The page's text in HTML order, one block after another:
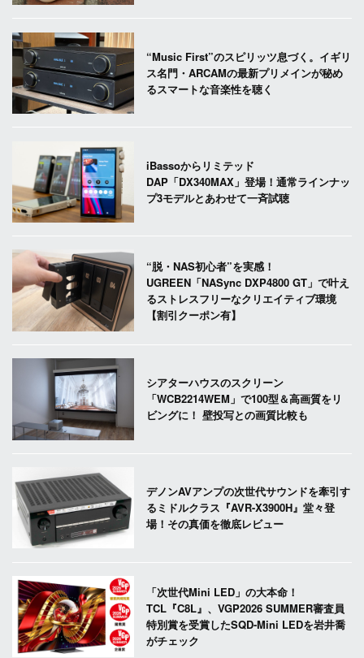
“Music First”のスピリッツ息づく。イギリ
ス名門・ARCAMの最新プリメインが秘め
るスマートな音楽性を聴く
iBassoからリミテッド
DAP「DX340MAX」登場！通常ラインナッ
プ3モデルとあわせて一斉試聴
“脱・NAS初心者”を実感！
UGREEN「NASync DXP4800 GT」で叶え
るストレスフリーなクリエイティブ環境
【割引クーポン有】
シアターハウスのスクリーン
「WCB2214WEM」で100型＆高画質をリ
ビングに！ 壁投写との画質比較も
デノンAVアンプの次世代サウンドを牽引す
るミドルクラス『AVR-X3900H』堂々登
場！その真価を徹底レビュー
「次世代Mini LED」の大本命！
TCL『C8L』、VGP2026 SUMMER審査員
特別賞を受賞したSQD-Mini LEDを岩井喬
がチェック